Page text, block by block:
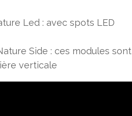
Led : avec spots LED
Side : ces modules sont
verticale